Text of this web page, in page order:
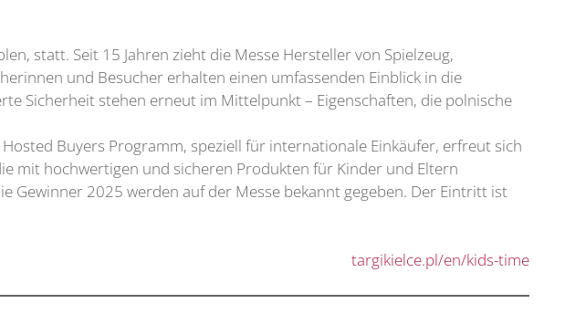
statt. Seit 15 Jahren zieht die Messe Hersteller von Spielzeug,
und Besucher erhalten einen umfassenden Einblick in die
Sicherheit stehen erneut im Mittelpunkt – Eigenschaften, die polnische
Buyers Programm, speziell für internationale Einkäufer, erfreut sich
mit hochwertigen und sicheren Produkten für Kinder und Eltern
2025 werden auf der Messe bekannt gegeben. Der Eintritt ist
targikielce.pl/en/kids-time